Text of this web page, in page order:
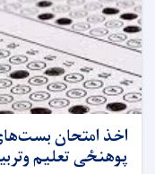
اخذ امتحان
پوهنځی تعلیم